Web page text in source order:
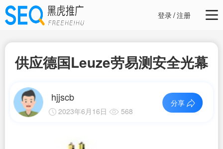
登录/注册
供应德国Leuze劳易测安全光幕
hjjscb
2023年6月16日 568
分享